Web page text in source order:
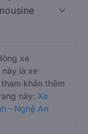
xe
là xe
khảo thêm
này: Xe
- Nghệ An